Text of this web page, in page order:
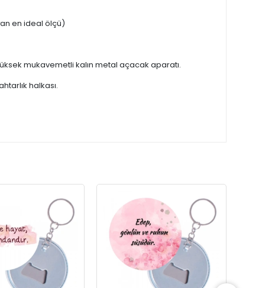
en ideal ölçü)
mukavemetli kalın metal açacak aparatı.
halkası.